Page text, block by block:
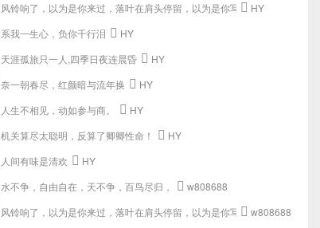
风铃响了，以为是你来过，落叶在肩头停留，以为是你写下的旧梦。
 HY
系我一生心，负你千行泪  HY
天涯孤旅只一人,四季日夜连晨昏  HY
奈一朝春尽，红颜暗与流年换  HY
人生不相见，动如参与商。
 HY
机关算尽太聪明，反算了卿卿性命！
 HY
人间有味是清欢  HY
水不争，自由自在，天不争，百鸟尽归，
 w808688
风铃响了，以为是你来过，落叶在肩头停留，以为是你写下的旧梦。
 w808688